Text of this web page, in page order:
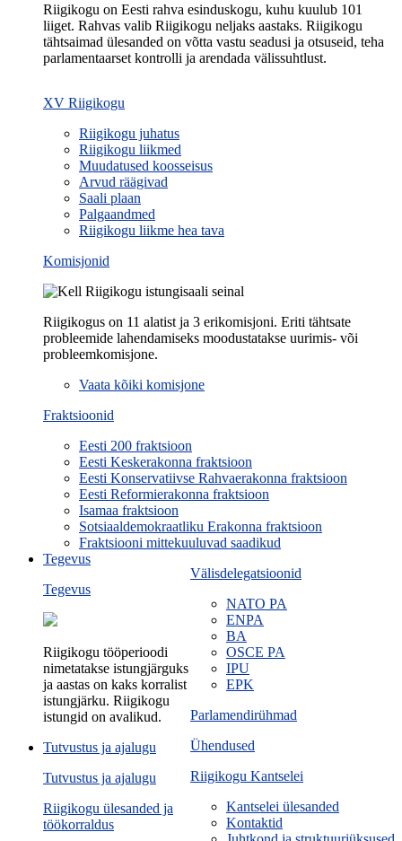
Riigikogu on Eesti rahva esinduskogu, kuhu kuulub 101
liiget. Rahvas valib Riigikogu neljaks aastaks. Riigikogu
tähtsaimad ülesanded on võtta vastu seadusi ja otsuseid, teha
parlamentaarset kontrolli ja arendada välissuhtlust.
XV Riigikogu
Riigikogu juhatus
Riigikogu liikmed
Muudatused koosseisus
Arvud räägivad
Saali plaan
Palgaandmed
Riigikogu liikme hea tava
Komisjonid
Riigikogus on 11 alatist ja 3 erikomisjoni. Eriti tähtsate
probleemide lahendamiseks moodustatakse uurimis- või
probleemkomisjone.
Vaata kõiki komisjone
Fraktsioonid
Eesti 200 fraktsioon
Eesti Keskerakonna fraktsioon
Eesti Konservatiivse Rahvaerakonna fraktsioon
Eesti Reformierakonna fraktsioon
Isamaa fraktsioon
Sotsiaaldemokraatliku Erakonna fraktsioon
Fraktsiooni mittekuuluvad saadikud
Välisdelegatsioonid
NATO PA
ENPA
BA
OSCE PA
IPU
EPK
Parlamendirühmad
Ühendused
Riigikogu Kantselei
Kantselei ülesanded
Kontaktid
Tegevus
Tegevus
Riigikogu tööperioodi
nimetatakse istungjärguks
ja aastas on kaks korralist
istungjärku. Riigikogu
istungid on avalikud.
Tutvustus ja ajalugu
Tutvustus ja ajalugu
Riigikogu ülesanded ja
töökorraldus